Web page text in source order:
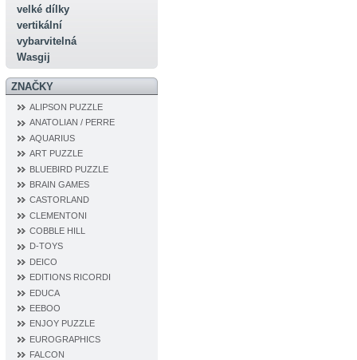
velké dílky
vertikální
vybarvitelná
Wasgij
ZNAČKY
ALIPSON PUZZLE
ANATOLIAN / PERRE
AQUARIUS
ART PUZZLE
BLUEBIRD PUZZLE
BRAIN GAMES
CASTORLAND
CLEMENTONI
COBBLE HILL
D‐TOYS
DEICO
EDITIONS RICORDI
EDUCA
EEBOO
ENJOY PUZZLE
EUROGRAPHICS
FALCON